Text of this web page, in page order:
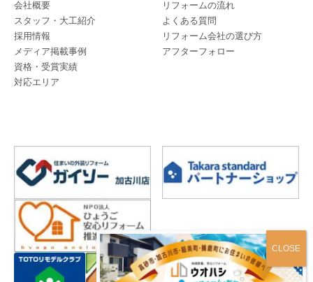
会社概要
スタッフ・大工紹介
採用情報
メディア掲載事例
資格・受賞実績
対応エリア
リフォームの流れ
よくある質問
リフォーム会社の選び方
アフターフォロー